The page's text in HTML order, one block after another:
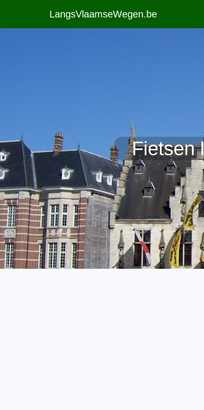
LangsVlaamseWegen.be
Fietsen